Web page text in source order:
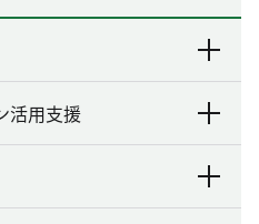
活用支援